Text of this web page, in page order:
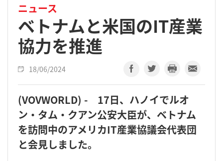
ニュース
ベトナムと米国のIT産業
協力を推進
18/06/2024
(VOVWORLD) - 17日、ハノイでルオ
ン・タム・クアン公安大臣が、ベトナム
を訪問中のアメリカIT産業協議会代表団
と会見しました。